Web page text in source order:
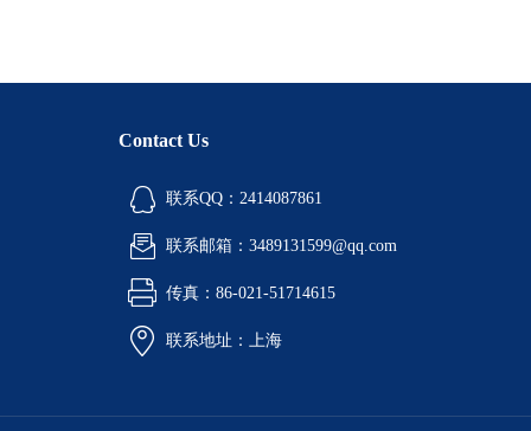
Contact Us
联系QQ：2414087861
联系邮箱：3489131599@qq.com
传真：86-021-51714615
联系地址：上海